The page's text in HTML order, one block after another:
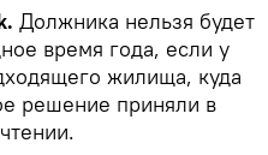
Должника нельзя будет
время года, если у
жилища, куда
решение приняли в